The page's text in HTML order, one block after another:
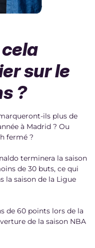
sur le
?
ils plus de
à Madrid ? Ou
fermé ?
terminera la saison
de 30 buts, ce qui
la saison de la Ligue
de 60 points lors de la
de la saison NBA